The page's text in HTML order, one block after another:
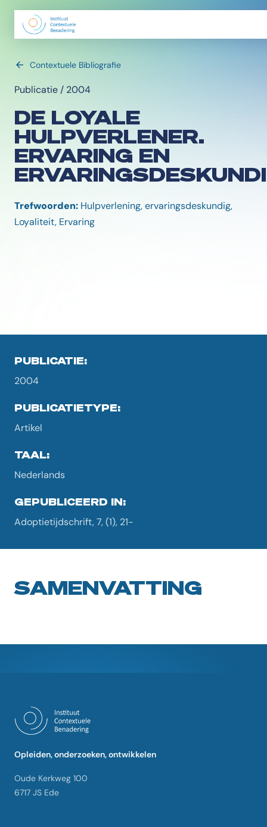
Contextuele Bibliografie
Publicatie / 2004
DE LOYALE
HULPVERLENER.
ERVARING EN
Trefwoorden: Hulpverlening, ervaringsdeskundig,
Loyaliteit, Ervaring
PUBLICATIE:
2004
PUBLICATIETYPE:
Artikel
TAAL:
Nederlands
GEPUBLICEERD IN:
Adoptietijdschrift, 7, (1), 21-
SAMENVATTING
Opleiden, onderzoeken, ontwikkelen
Oude Kerkweg 100
6717 JS Ede